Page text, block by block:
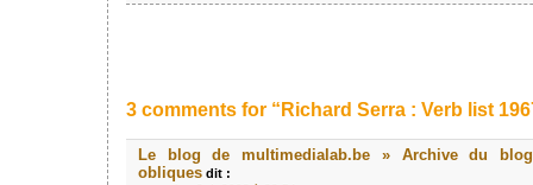
3 comments for “Richard Serra : Verb list
Le blog de multimedialab.be » Archive du
obliques dit :